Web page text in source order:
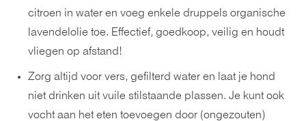
citroen in water en voeg enkele druppels organische
lavendelolie toe. Effectief, goedkoop, veilig en houdt
vliegen op afstand!
Zorg altijd voor vers, gefilterd water en laat je hond
niet drinken uit vuile stilstaande plassen. Je kunt ook
vocht aan het eten toevoegen door (ongezouten)